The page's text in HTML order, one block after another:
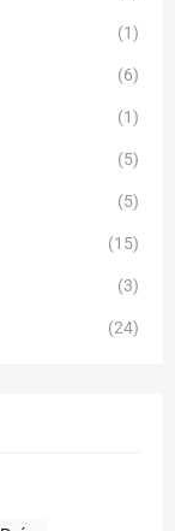
(1)
(6)
(1)
(5)
(5)
(15)
(3)
(24)